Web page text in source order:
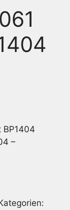
BP1404
–